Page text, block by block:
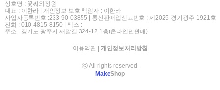
상호명 : 꽃씨와정원
대표 : 이한라 | 개인정보 보호 책임자 : 이한라
사업자등록번호 :233-90-03855 | 통신판매업신고번호 : 제2025-경기광주-1921호
전화 : 010-4815-8150 | 팩스 :
주소 : 경기도 광주시 새말길 324-12 1층(온라인만판매)
이용약관| 개인정보처리방침
ⓒ All rights reserved.
MakeShop